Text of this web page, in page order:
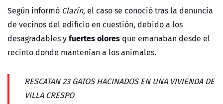
Según informó Clarín, el caso se conoció tras la denuncia
de vecinos del edificio en cuestión, debido a los
desagradables yfuertes olores que emanaban desde el
recinto donde mantenían a los animales.
RESCATAN 23 GATOS HACINADOS EN UNA VIVIENDA DE
VILLA CRESPO